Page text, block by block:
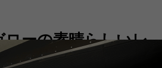
ーの素晴らしいレ
ング・スタジオ